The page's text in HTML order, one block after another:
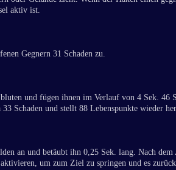
aktiv ist.
Gegnern 31 Schaden zu.
und fügen ihnen im Verlauf von 4 Sek. 46
Schaden und stellt 88 Lebenspunkte wieder
an und betäubt ihn 0,25 Sek. lang. Nach
um zum Ziel zu springen und es